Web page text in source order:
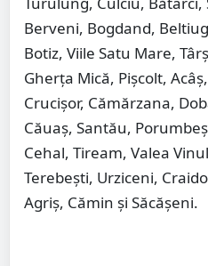
Berveni, Bogdand,
Botiz, Viile Satu Mare,
Gherța Mică, Pișcolt,
Crucișor, Cămărzana,
Căuaș, Santău,
Cehal, Tiream, Valea
Terebești, Urziceni,
Agriș, Cămin și Săcășeni.